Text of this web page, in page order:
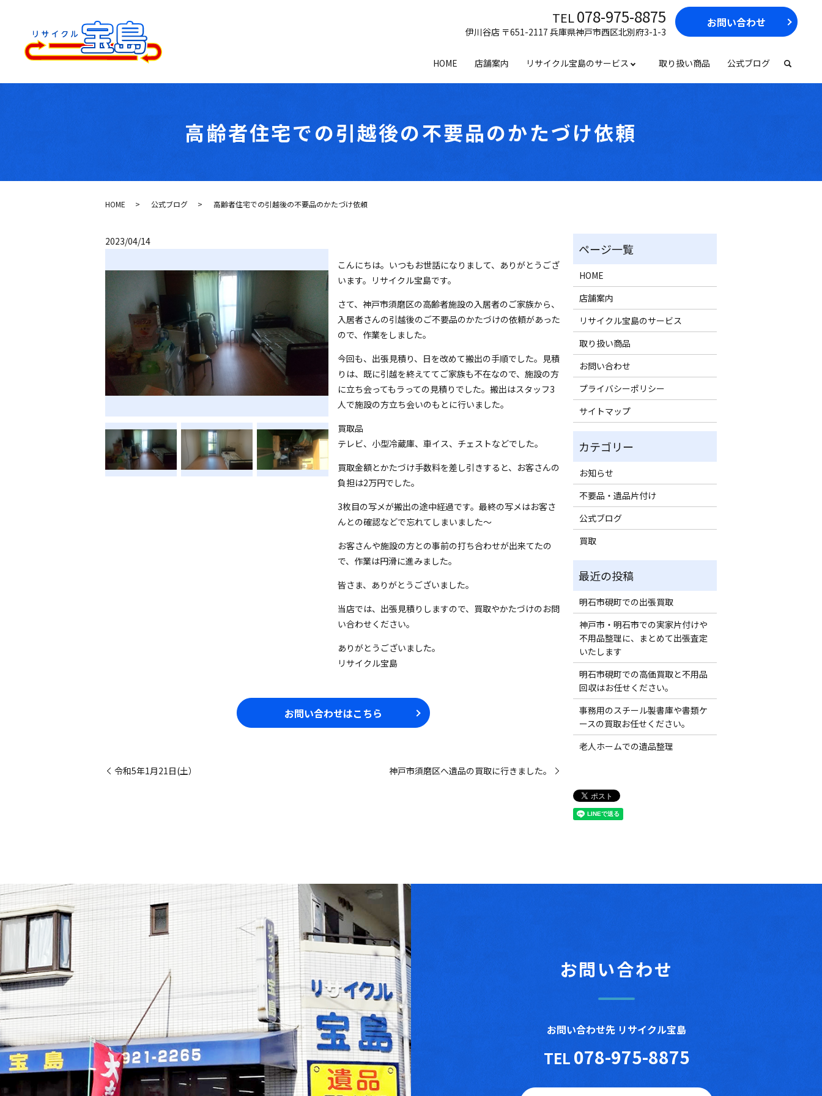
HOME 店舗案内 リサイクル宝島のサービス 取り扱い商品 公式ブログ
TEL078-975-8875
伊川谷店 〒651-2117 兵庫県神戸市西区北別府3-1-3
お問い合わせ
高齢者住宅での引越後の不要品のかたづけ依頼
HOME 公式ブログ 高齢者住宅での引越後の不要品のかたづけ依頼
2023/04/14
こんにちは。いつもお世話になりまして、ありがとうござ
います。リサイクル宝島です。
さて、神戸市須磨区の高齢者施設の入居者のご家族から、
入居者さんの引越後のご不要品のかたづけの依頼があった
ので、作業をしました。
今回も、出張見積り、日を改めて搬出の手順でした。見積
りは、既に引越を終えててご家族も不在なので、施設の方
に立ち会ってもラっての見積りでした。搬出はスタッフ3
人で施設の方立ち会いのもとに行いました。
買取品
テレビ、小型冷蔵庫、車イス、チェストなどでした。
買取金額とかたづけ手数料を差し引きすると、お客さんの
負担は2万円でした。
3枚目の写メが搬出の途中経過です。最終の写メはお客さ
んとの確認などで忘れてしまいました～
お客さんや施設の方との事前の打ち合わせが出来てたの
で、作業は円滑に進みました。
皆さま、ありがとうございました。
当店では、出張見積りしますので、買取やかたづけのお問
い合わせください。
ありがとうございました。
リサイクル宝島
お問い合わせはこちら
令和5年1月21日(土） 神戸市須磨区へ遺品の買取に行きました。
HOME
店舗案内
リサイクル宝島のサービス
取り扱い商品
お問い合わせ
プライバシーポリシー
サイトマップ
お知らせ
不要品・遺品片付け
公式ブログ
買取
明石市硯町での出張買取
神戸市・明石市での実家片付けや
不用品整理に、まとめて出張査定
いたします
明石市硯町での高価買取と不用品
回収はお任せください。
事務用のスチール製書庫や書類ケ
ースの買取お任せください。
老人ホームでの遺品整理
お問い合わせ
お問い合わせ先 リサイクル宝島
TEL 078-975-8875